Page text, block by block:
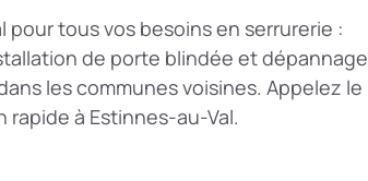
tous vos besoins en serrurerie :
de porte blindée et dépannage
les communes voisines. Appelez le
à Estinnes-au-Val.